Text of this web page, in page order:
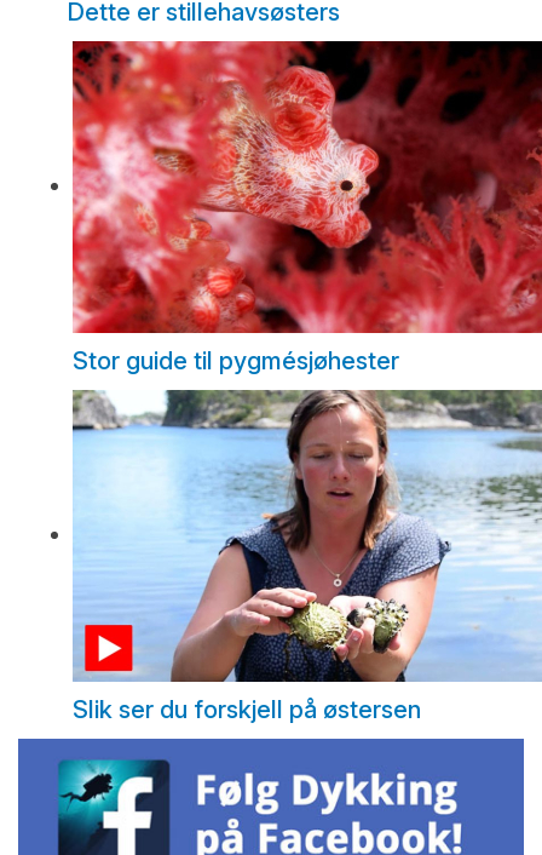
Dette er stillehavsøsters
Stor guide til pygmésjøhester
Slik ser du forskjell på østersen